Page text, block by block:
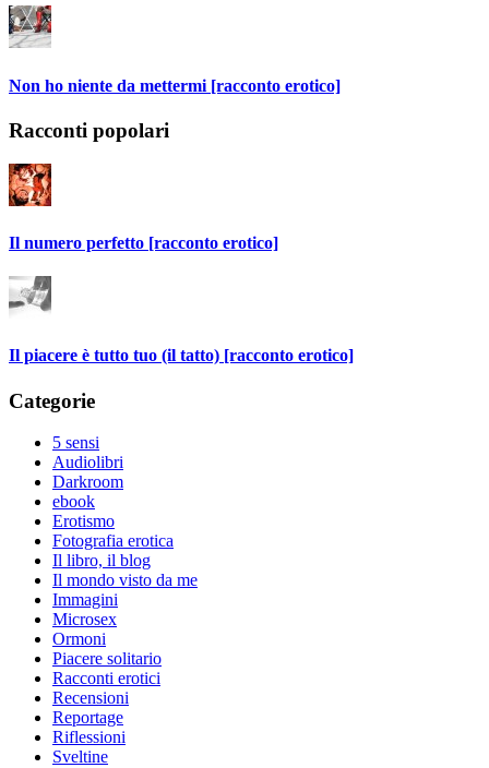
Non ho niente da mettermi [racconto erotico]
Racconti popolari
Il numero perfetto [racconto erotico]
Il piacere è tutto tuo (il tatto) [racconto erotico]
Categorie
5 sensi
Audiolibri
Darkroom
ebook
Erotismo
Fotografia erotica
Il libro, il blog
Il mondo visto da me
Immagini
Microsex
Ormoni
Piacere solitario
Racconti erotici
Recensioni
Reportage
Riflessioni
Sveltine